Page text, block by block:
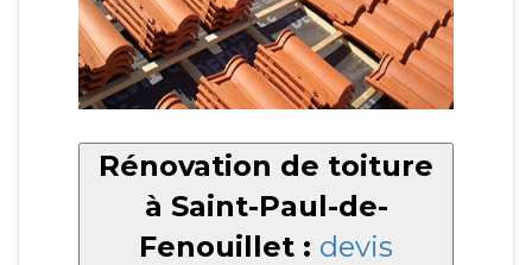
Rénovation de toiture
à Saint-Paul-de-
Fenouillet : devis